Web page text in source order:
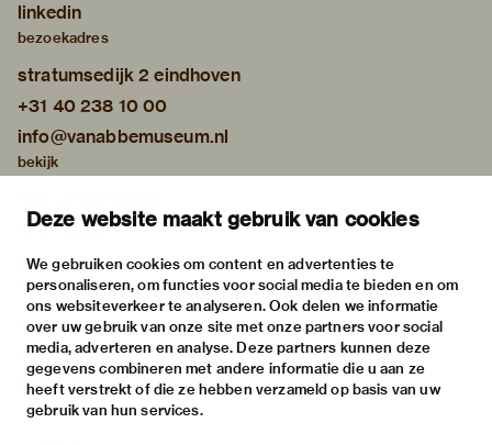
Deze website maakt gebruik van cookies
We gebruiken cookies om content en advertenties te
personaliseren, om functies voor social media te bieden en om
ons websiteverkeer te analyseren. Ook delen we informatie
over uw gebruik van onze site met onze partners voor social
media, adverteren en analyse. Deze partners kunnen deze
gegevens combineren met andere informatie die u aan ze
heeft verstrekt of die ze hebben verzameld op basis van uw
gebruik van hun services.
linkedin
bezoekadres
stratumsedijk 2 eindhoven
+31 40 238 10 00
info@vanabbemuseum.nl
bekijk
activiteiten
praktische informatie
over
het museum
de collectie
fondsen & partners